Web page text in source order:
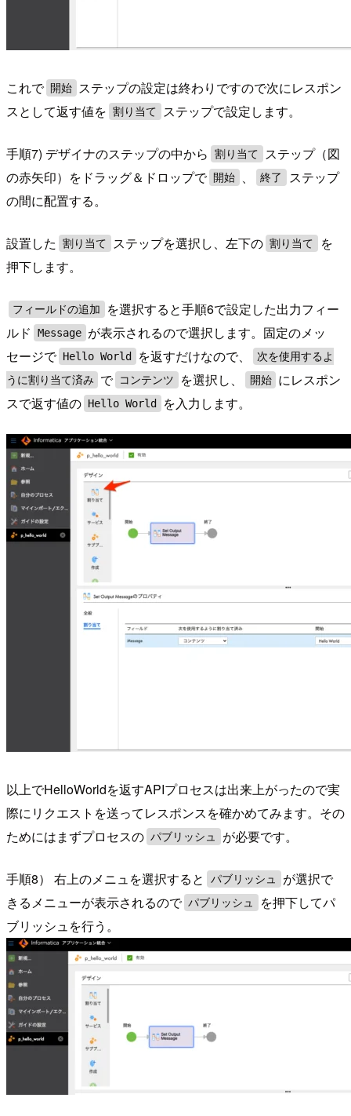
これで 開始 ステップの設定は終わりですので次にレスポン
スとして返す値を 割り当て ステップで設定します。
手順7) デザイナのステップの中から 割り当て
ステップ（図
の赤矢印）をドラッグ＆ドロップで
開始 、 終了
ステップ
の間に配置する。
設置した 割り当て ステップを選択し、左下の 割り当て
を
押下します。
フィールドの追加
を選択すると手順6で設定した出力フィー
ルド
Message が表示されるので選択します。固定のメッ
セージで Hello World を返すだけなので、
次を使用するよ
うに割り当て済み
で コンテンツ を選択し、 開始 にレスポン
スで返す値の Hello World を入力します。
以上でHelloWorldを返すAPIプロセスは出来上がったので実
際にリクエストを送ってレスポンスを確かめてみます。その
ためにはまずプロセスの パブリッシュ が必要です。
手順8） 右上のメニュを選択すると パブリッシュ
が選択で
きるメニューが表示されるので パブリッシュ
を押下してパ
ブリッシュを行う。